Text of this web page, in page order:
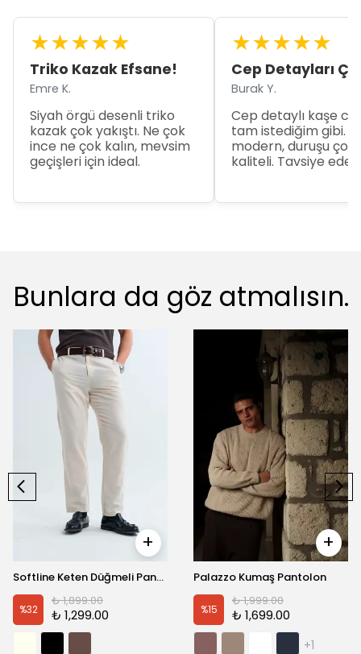
★★★★★
Triko Kazak Efsane!
Emre K.
Siyah örgü desenli triko
kazak çok yakıştı. Ne çok
ince ne çok kalın, mevsim
geçişleri için ideal.
★★★★★
Cep Detayları
Burak Y.
Cep detaylı kaşe
tam istediğim gibi.
modern, duruşu çok
kaliteli. Tavsiye
Bunlara da göz atmalısın.
Görünümü Satın Alın
Softline Keten Düğmeli Pantolon
%32
₺ 1,899.00
₺ 1,299.00
Görünümü Satın Alın
Palazzo Kumaş Pantolon
%15
₺ 1,999.00
₺ 1,699.00
+1